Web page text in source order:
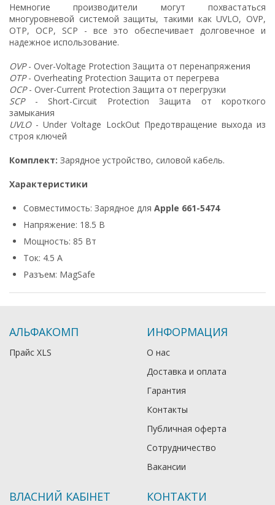
Немногие производители могут похвастаться
многуровневой системой защиты, такими как UVLO, OVP,
OTP, OCP, SCP - все это обеспечивает долговечное и
надежное использование.
OVP- Over-Voltage Protection Защита от перенапряжения
OTP- Overheating Protection Защита от перегрева
OCP- Over-Current Protection Защита от перегрузки
SCP- Short-Circuit Protection Защита от короткого
замыкания
UVLO- Under Voltage LockOut Предотвращение выхода из
строя ключей
Комплект: Зарядное устройство, силовой кабель.
Характеристики
Совместимость: Зарядное для Apple 661-5474
Напряжение: 18.5 В
Мощность: 85 Вт
Ток: 4.5 А
Разъем: MagSafe
АЛЬФАКОМП
Прайс XLS
ИНФОРМАЦИЯ
О нас
Доставка и оплата
Гарантия
Контакты
Публичная оферта
Сотрудничество
Вакансии
ВЛАСНИЙ КАБІНЕТ КОНТАКТИ